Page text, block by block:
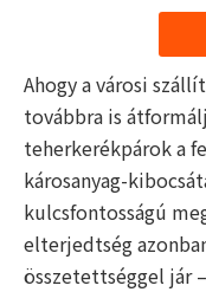
Ahogy a városi
továbbra is
teherkerékpárok a
károsanyag-
kulcsfontosságú
elterjedtség
összetettséggel jár